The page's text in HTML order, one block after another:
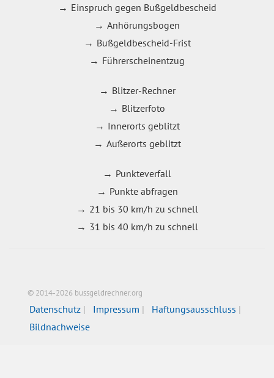
Einspruch gegen Bußgeldbescheid
Anhörungsbogen
Bußgeldbescheid-Frist
Führerscheinentzug
Blitzer-Rechner
Blitzerfoto
Innerorts geblitzt
Außerorts geblitzt
Punkteverfall
Punkte abfragen
21 bis 30 km/h zu schnell
31 bis 40 km/h zu schnell
© 2014-2026 bussgeldrechner.org
Datenschutz Impressum
Haftungsausschluss
Bildnachweise